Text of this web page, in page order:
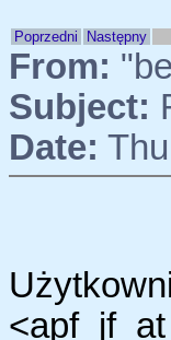
Poprzedni Następny
From:
Subject:
Date: